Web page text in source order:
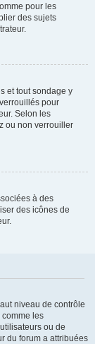
pour les
des sujets
et tout sondage y
pour
Selon les
ou non verrouiller
à des
des icônes de
niveau de contrôle
comme les
ou de
du forum a attribuées